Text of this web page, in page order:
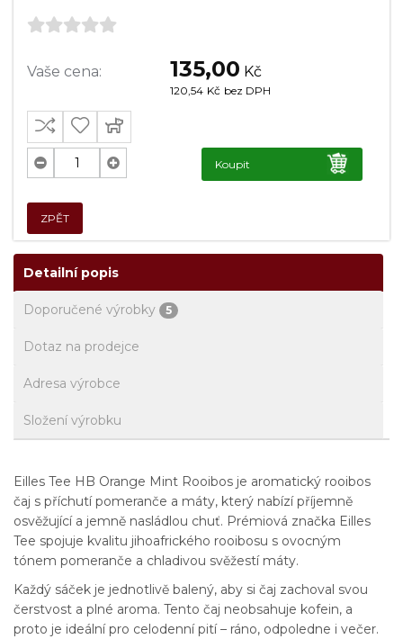
Vaše cena: 135,00 Kč
120,54 Kč bez DPH
Koupit
ZPĚT
Detailní popis
Doporučené výrobky 5
Dotaz na prodejce
Adresa výrobce
Složení výrobku
Eilles Tee HB Orange Mint Rooibos je aromatický rooibos
čaj s příchutí pomeranče a máty, který nabízí příjemně
osvěžující a jemně nasládlou chuť. Prémiová značka Eilles
Tee spojuje kvalitu jihoafrického rooibosu s ovocným
tónem pomeranče a chladivou svěžestí máty.
Každý sáček je jednotlivě balený, aby si čaj zachoval svou
čerstvost a plné aroma. Tento čaj neobsahuje kofein, a
proto je ideální pro celodenní pití – ráno, odpoledne i večer.